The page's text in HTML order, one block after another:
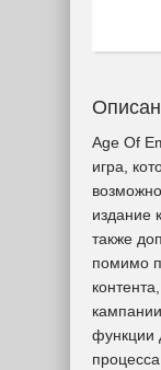
Age Of
игра,
издание
также
помимо
функции